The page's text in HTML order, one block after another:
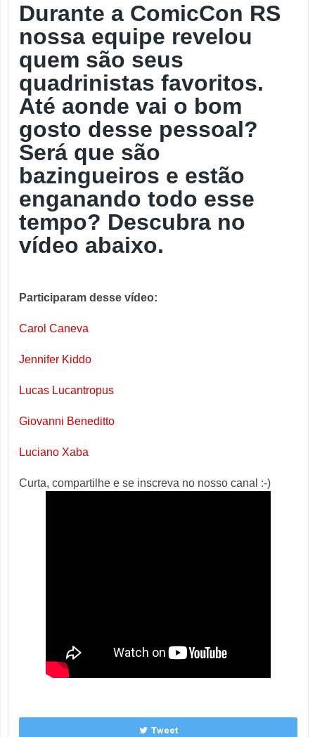
Durante a ComicCon RS
nossa equipe revelou
quem são seus
quadrinistas favoritos.
Até aonde vai o bom
gosto desse pessoal?
Será que são
bazingueiros e estão
enganando todo esse
tempo? Descubra no
vídeo abaixo.
Participaram desse vídeo:
Carol Caneva
Jennifer Kiddo
Lucas Lucantropus
Giovanni Beneditto
Luciano Xaba
Curta, compartilhe e se inscreva no nosso canal :-)
Tweet